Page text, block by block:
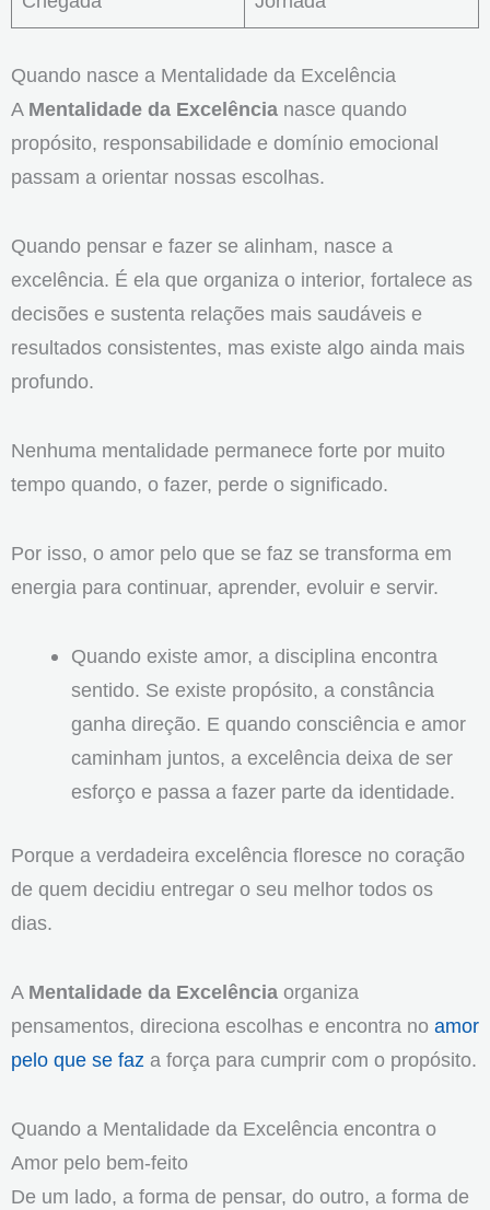
Quando nasce a Mentalidade da Excelência
A Mentalidade da Excelência nasce quando
propósito, responsabilidade e domínio emocional
passam a orientar nossas escolhas.
Quando pensar e fazer se alinham, nasce a
excelência. É ela que organiza o interior, fortalece as
decisões e sustenta relações mais saudáveis e
resultados consistentes, mas existe algo ainda mais
profundo.
Nenhuma mentalidade permanece forte por muito
tempo quando, o fazer, perde o significado.
Por isso, o amor pelo que se faz se transforma em
energia para continuar, aprender, evoluir e servir.
Quando existe amor, a disciplina encontra
sentido. Se existe propósito, a constância
ganha direção. E quando consciência e amor
caminham juntos, a excelência deixa de ser
esforço e passa a fazer parte da identidade.
Porque a verdadeira excelência floresce no coração
de quem decidiu entregar o seu melhor todos os
dias.
A Mentalidade da Excelência organiza
pensamentos, direciona escolhas e encontra no amor
pelo que se faz a força para cumprir com o propósito.
Quando a Mentalidade da Excelência encontra o
Amor pelo bem-feito
De um lado, a forma de pensar, do outro, a forma de